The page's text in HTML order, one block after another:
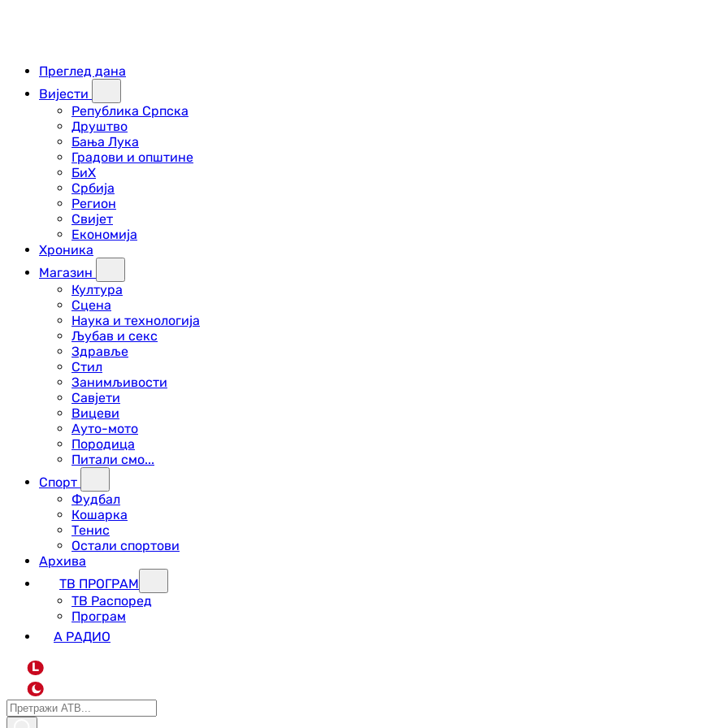
Преглед дана
Вијести
Република Српска
Друштво
Бања Лука
Градови и општине
БиХ
Србија
Регион
Свијет
Економија
Хроника
Магазин
Култура
Сцена
Наука и технологија
Љубав и секс
Здравље
Стил
Занимљивости
Савјети
Вицеви
Ауто-мото
Породица
Питали смо...
Спорт
Фудбал
Кошарка
Тенис
Остали спортови
Архива
ТВ ПРОГРАМ
ТВ Распоред
Програм
А РАДИО
L